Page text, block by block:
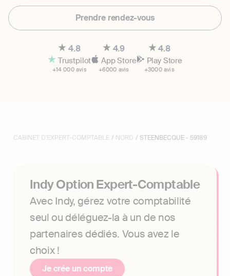
Prendre rendez-vous
4.8
Trustpilot
+14 000 avis
4.9
App Store
+6000 avis
4.8
Play Store
+3000 avis
CABINET D'EXPERT-COMPTABLE / NORD / STEENBECQUE - 59189
Indy Option Expert-Comptable
Avec Indy, gérez votre comptabilité
seul ou déléguez-la à un de nos
partenaires dédiés. Vous avez le
choix !
Je crée un compte